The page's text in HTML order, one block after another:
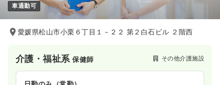
車通勤可
愛媛県松山市小栗６丁目１－２２ 第２白石ビル ２階西
介護・福祉系保健師 その他介護施設